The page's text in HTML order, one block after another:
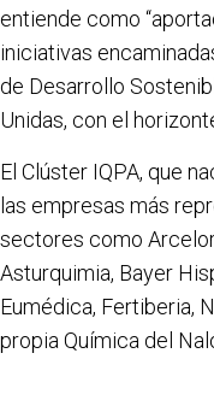
entiende como
iniciativas
de Desarrollo
Unidas, con el
El Clúster IQPA, que
las empresas más
sectores como
Asturquimia, Bayer
Eumédica, Fertiberia,
propia Química del